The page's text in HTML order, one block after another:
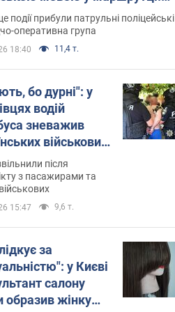
склала адмінпротокол.
події прибули патрульні поліцейські
оперативна група
18:40 11,4 т.
бо дурні": у
водій
зневажив
військових
Відео
після
з пасажирами та
15:47 9,6 т.
за
у Києві
салону
образив жінку